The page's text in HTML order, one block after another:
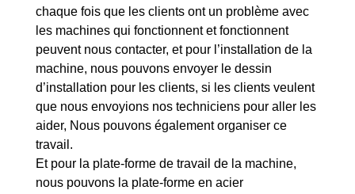
chaque fois que les clients ont un problème avec
les machines qui fonctionnent et fonctionnent
peuvent nous contacter, et pour l’installation de la
machine, nous pouvons envoyer le dessin
d’installation pour les clients, si les clients veulent
que nous envoyions nos techniciens pour aller les
aider, Nous pouvons également organiser ce
travail.
Et pour la plate-forme de travail de la machine,
nous pouvons la plate-forme en acier